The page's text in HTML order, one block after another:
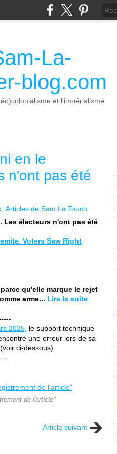
La-
blog.com
et l'impérialisme
en le
n'ont pas été
Articles de Sam La Touch
Les électeurs n'ont pas été
Voters Saw Right
qu'elle marque le rejet
arme... Lire la suite
2025, le support technique
une erreur lors de sa
ci-dessous).
de l'article"
Article suivant